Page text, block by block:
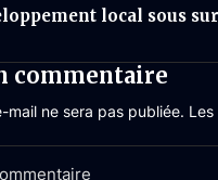
local sous
commentaire
mail ne sera pas publiée.